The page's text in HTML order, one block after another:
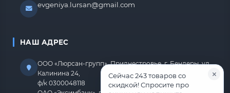
evgeniya.lursan@gmail.com
НАШ АДРЕС
ООО «Люрсан-групп», Приднестровье, г. Бендеры, ул.
Калинина 24,
ф/к 0300048118
Сейчас 243 товаров со
скидкой! Спросите про